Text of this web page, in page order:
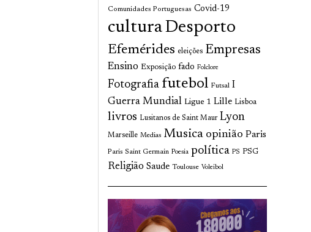
Comunidades Portuguesas Covid-19
culturaDesporto
Efemérides eleições Empresas
Ensino Exposição fado Folclore
Fotografia futebol Futsal I
Guerra Mundial Ligue 1 Lille Lisboa
livros Lusitanos de Saint Maur Lyon
Marseille Medias Musica opinião Paris
Paris Saint Germain Poesia política PS PSG
Religião Saude Toulouse Voleibol